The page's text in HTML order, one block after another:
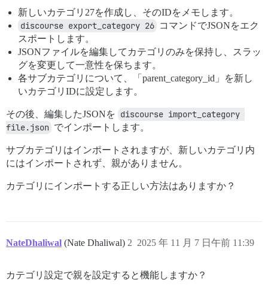
新しいカテゴリ27を作成し、そのIDをメモします。
discourse export_category 26 コマンドでJSONをエク
スポートします。
JSONファイルを編集してカテゴリのみを保持し、スラッ
グを変更して一意性を保ちます。
各サブカテゴリについて、「parent_category_id」を新し
いカテゴリIDに設定します。
その後、編集したJSONを discourse import_category
file.json でインポートします。
サブカテゴリはインポートされますが、新しいカテゴリ内
にはインポートされず、親がありません。
カテゴリにインポートする正しい方法はありますか？
NateDhaliwal (Nate Dhaliwal) 2025 年 11 月 7 日午前 11:39
2
カテゴリ設定で親を設定すると機能しますか？